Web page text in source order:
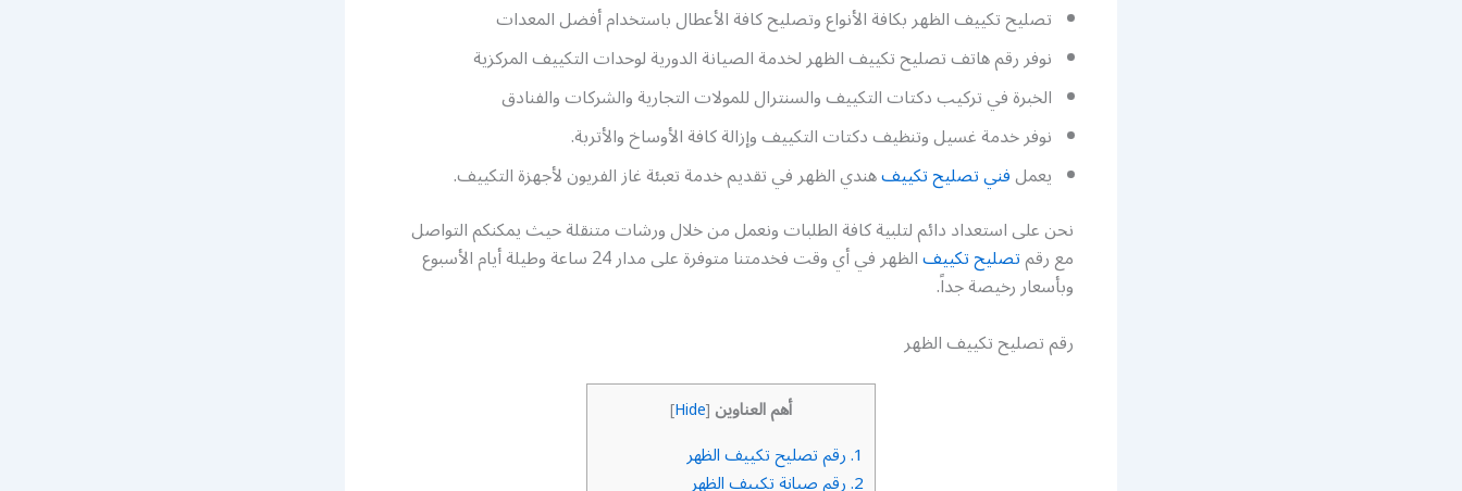
تصليح تكييف الظهر بكافة الأنواع وتصليح كافة الأعطال باستخدام أفضل المعدات
نوفر رقم هاتف تصليح تكييف الظهر لخدمة الصيانة الدورية لوحدات التكييف المركزية
الخبرة في تركيب دكتات التكييف والسنترال للمولات التجارية والشركات والفنادق
نوفر خدمة غسيل وتنظيف دكتات التكييف وإزالة كافة الأوساخ والأتربة.
يعملفني تصليح تكييفهندي الظهر في تقديم خدمة تعبئة غاز الفريون لأجهزة التكييف.
نحن على استعداد دائم لتلبية كافة الطلبات ونعمل من خلال ورشات متنقلة حيث يمكنكم التواصل
مع رقمتصليح تكييف الظهر في أي وقت فخدمتنا متوفرة على مدار 24 ساعة وطيلة أيام الأسبوع
وبأسعار رخيصة جداً.
رقم تصليح تكييف الظهر
أهم العناوين [
Hide
]
1. رقم تصليح تكييف الظهر
2. رقم صيانة تكييف الظهر